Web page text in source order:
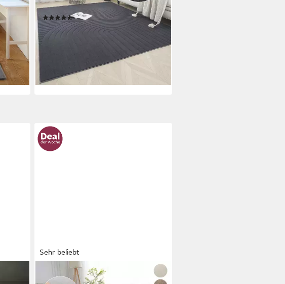
Wohnzimmer, Schlafzimmer
(60)
ab 9,21 € UVP17,99 €
-49%
lieferbar - in 1-2 Werktagen bei dir
Sehr beliebt
OTTO HOME